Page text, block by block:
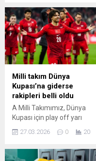
renkli etkinlikler ve
konserlerle Karadeniz
ruhunu Bursa’ya taşıyacak.
Nilüfer Belediyesi’nin bu yıl
ikincisini düzenlediği Nilüfer
Karadeniz Festivali, 5
Haziran’da kapılarını açıyor.
Balat Atatürk Ormanı’nda
düzenlenecek olan festival,
üç gün boyunca hem
kültürel etkinliklere hem...
Milli takım Dünya
Kupası’na giderse
rakipleri belli oldu
A Milli Takımımız, Dünya
Kupası için play off yarı
yenerek adını finale yazdırdı.
Kosova oldu. Milliler
27.03.2026 0 20